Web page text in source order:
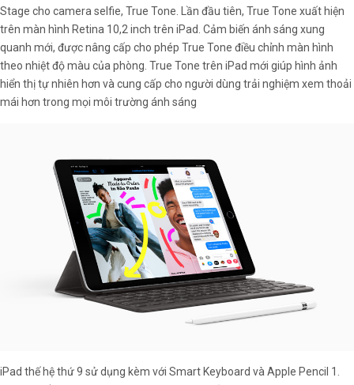
Stage cho camera selfie, True Tone. Lần đầu tiên, True Tone xuất hiện
trên màn hình Retina 10,2 inch trên iPad. Cảm biến ánh sáng xung
quanh mới, được nâng cấp cho phép True Tone điều chỉnh màn hình
theo nhiệt độ màu của phòng. True Tone trên iPad mới giúp hình ảnh
hiển thị tự nhiên hơn và cung cấp cho người dùng trải nghiệm xem thoải
mái hơn trong mọi môi trường ánh sáng
iPad thế hệ thứ 9 sử dụng kèm với Smart Keyboard và Apple Pencil 1.